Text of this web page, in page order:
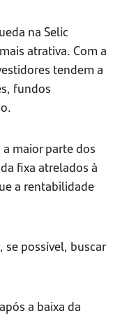
na Selic
atrativa. Com a
tendem a
fundos
maior parte dos
fixa atrelados à
a rentabilidade
se possível, buscar
a baixa da